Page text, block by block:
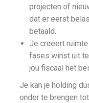
projecten of
dat er eerst
betaald.
Je creëert
fases winst uit te
jou fiscaal het
Je kan je holding
onder te brengen